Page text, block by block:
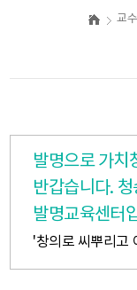
교
발명으로 가치
반갑습니다.
발명교육센터
'창의로 씨뿌리고